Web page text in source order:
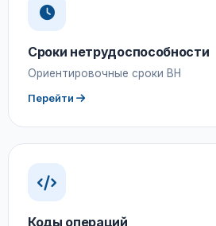
Сроки нетрудоспособности
Ориентировочные сроки ВН
Перейти
Коды операций